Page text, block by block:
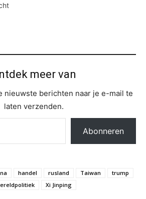
meer van
nieuwste berichten naar je e-mail te
laten verzenden.
Abonneren
handel rusland Taiwan
trump
Xi Jinping